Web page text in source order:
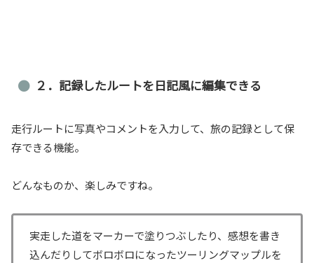
２．記録したルートを日記風に編集できる
走行ルートに写真やコメントを入力して、旅の記録として保
存できる機能。
どんなものか、楽しみですね。
実走した道をマーカーで塗りつぶしたり、感想を書き
込んだりしてボロボロになったツーリングマップルを